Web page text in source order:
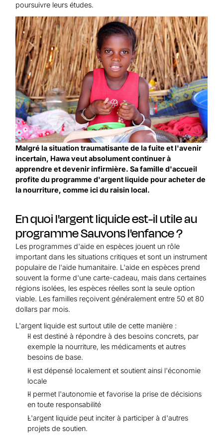
poursuivre leurs études.
Malgré la situation traumatisante de la fuite et l'avenir
incertain, Hawa veut absolument continuer à
apprendre et devenir infirmière. Sa famille d'accueil
profite du programme d'argent liquide pour acheter de
la nourriture, comme ici du raisin local.
En quoi l'argent liquide est-il utile au
programme Sauvons l'enfance ?
Les programmes d'aide en espèces jouent un rôle
important dans les situations critiques et sont un instrument
populaire de l'aide humanitaire. L'aide en espèces prend
souvent la forme d'une carte-cadeau, mais dans certaines
régions isolées, les espèces réelles sont la seule option
viable. Les familles reçoivent généralement entre 50 et 80
dollars par mois.
L'argent liquide est surtout utile de cette manière :
Il est destiné à répondre à des besoins concrets, par
exemple la nourriture, les médicaments et autres
besoins de base.
Il est dépensé localement et soutient ainsi l'économie
locale
Il permet l'autonomie et favorise la prise de décisions
en toute responsabilité
L'argent liquide peut inciter à participer à d'autres
projets de soutien.